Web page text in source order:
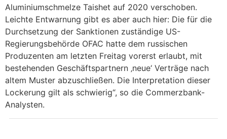
Aluminiumschmelze Taishet auf 2020 verschoben.
Leichte Entwarnung gibt es aber auch hier: Die für die
Durchsetzung der Sanktionen zuständige US-
Regierungsbehörde OFAC hatte dem russischen
Produzenten am letzten Freitag vorerst erlaubt, mit
bestehenden Geschäftspartnern ‚neue‘ Verträge nach
altem Muster abzuschließen. Die Interpretation dieser
Lockerung gilt als schwierig“, so die Commerzbank-
Analysten.